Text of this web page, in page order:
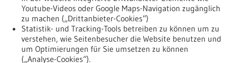
https://www.gesundheitsindustrie-
bw.de/fachbeitrag/pm/curevac-und-novartis-unterzeichnen-
initiale-vereinbarung-zur-produktion-des-covid-19-
impfstoffkandidaten-cvncov
Youtube-Videos oder Google Maps-Navigation zugänglich
zu machen („Drittanbieter-Cookies“)
Statistik- und Tracking-Tools betreiben zu können um zu
verstehen, wie Seitenbesucher die Website benutzen und
um Optimierungen für Sie umsetzen zu können
(„Analyse-Cookies“).